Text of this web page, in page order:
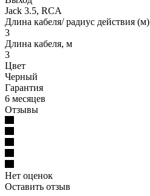
Jack 3.5, RCA
Длина кабеля/ радиус действия (м)
3
Длина кабеля, м
3
Цвет
Черный
Гарантия
6 месяцев
Отзывы
Нет оценок
Оставить отзыв